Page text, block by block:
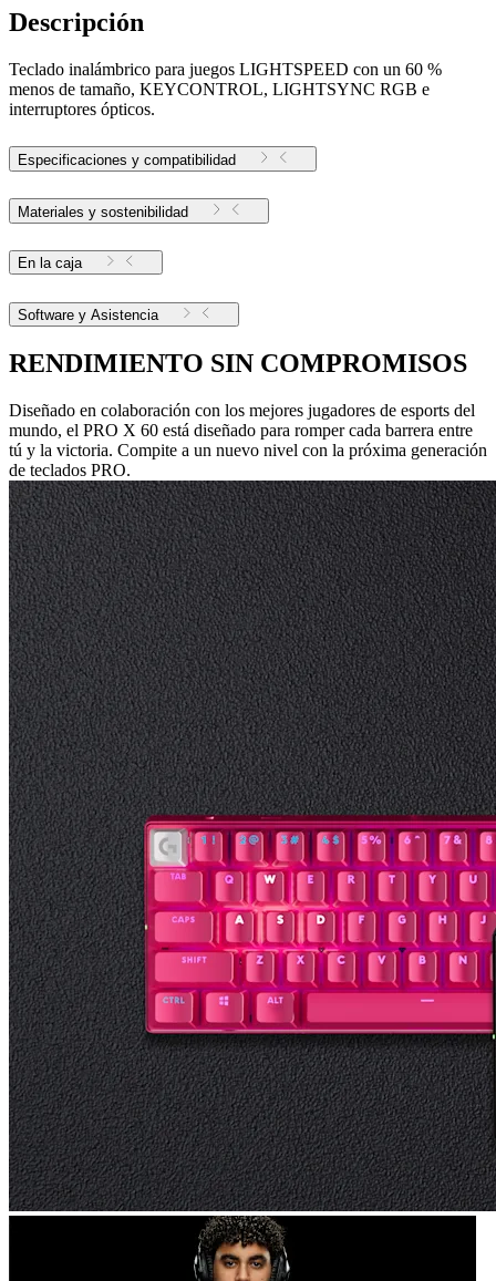
Descripción
Teclado inalámbrico para juegos LIGHTSPEED con un 60 %
menos de tamaño, KEYCONTROL, LIGHTSYNC RGB e
interruptores ópticos.
Especificaciones y compatibilidad
Materiales y sostenibilidad
En la caja
Software y Asistencia
RENDIMIENTO SIN COMPROMISOS
Diseñado en colaboración con los mejores jugadores de esports del
mundo, el PRO X 60 está diseñado para romper cada barrera entre
tú y la victoria. Compite a un nuevo nivel con la próxima generación
de teclados PRO.